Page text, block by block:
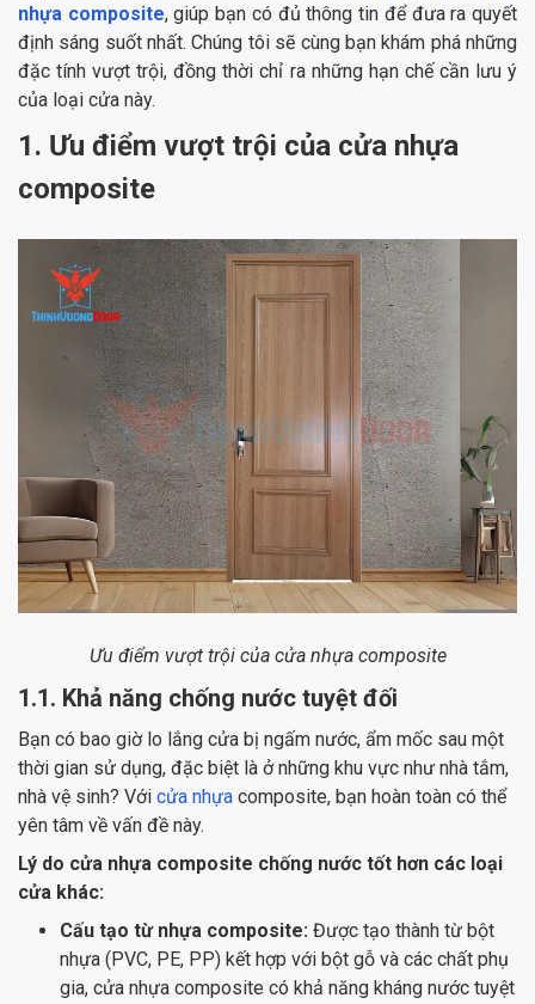
nhựa composite, giúp bạn có đủ thông tin để đưa ra quyết
định sáng suốt nhất. Chúng tôi sẽ cùng bạn khám phá những
đặc tính vượt trội, đồng thời chỉ ra những hạn chế cần lưu ý
của loại cửa này.
1. Ưu điểm vượt trội của cửa nhựa
composite
Ưu điểm vượt trội của cửa nhựa composite
1.1. Khả năng chống nước tuyệt đối
Bạn có bao giờ lo lắng cửa bị ngấm nước, ẩm mốc sau một
thời gian sử dụng, đặc biệt là ở những khu vực như nhà tắm,
nhà vệ sinh? Với cửa nhựa composite, bạn hoàn toàn có thể
yên tâm về vấn đề này.
Lý do cửa nhựa composite chống nước tốt hơn các loại
cửa khác:
Cấu tạo từ nhựa composite: Được tạo thành từ bột
nhựa (PVC, PE, PP) kết hợp với bột gỗ và các chất phụ
gia, cửa nhựa composite có khả năng kháng nước tuyệt